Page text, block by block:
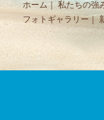
ホーム
私たちの強
フォトギャラリー｜